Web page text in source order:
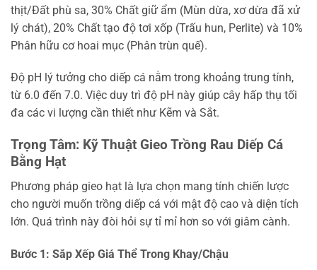
thịt/Đất phù sa, 30% Chất giữ ẩm (Mùn dừa, xơ dừa đã xử
lý chát), 20% Chất tạo độ tơi xốp (Trấu hun, Perlite) và 10%
Phân hữu cơ hoai mục (Phân trùn quế).
Độ pH lý tưởng cho diếp cá nằm trong khoảng trung tính,
từ 6.0 đến 7.0. Việc duy trì độ pH này giúp cây hấp thụ tối
đa các vi lượng cần thiết như Kẽm và Sắt.
Trọng Tâm: Kỹ Thuật Gieo Trồng Rau Diếp Cá
Bằng Hạt
Phương pháp gieo hạt là lựa chọn mang tính chiến lược
cho người muốn trồng diếp cá với mật độ cao và diện tích
lớn. Quá trình này đòi hỏi sự tỉ mỉ hơn so với giâm cành.
Bước 1: Sắp Xếp Giá Thể Trong Khay/Chậu